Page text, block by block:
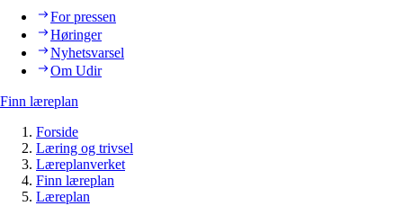
For pressen
Høringer
Nyhetsvarsel
Om Udir
Finn læreplan
Forside
Læring og trivsel
Læreplanverket
Finn læreplan
Læreplan